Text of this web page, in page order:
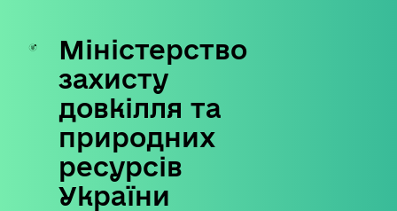
Skip
content
Міністерство
захисту
довкілля та
природних
ресурсів
України